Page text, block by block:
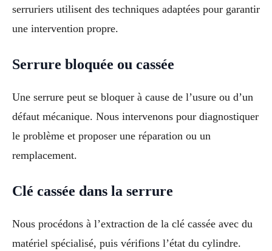
serruriers utilisent des techniques adaptées pour garantir
une intervention propre.
Serrure bloquée ou cassée
Une serrure peut se bloquer à cause de l’usure ou d’un
défaut mécanique. Nous intervenons pour diagnostiquer
le problème et proposer une réparation ou un
remplacement.
Clé cassée dans la serrure
Nous procédons à l’extraction de la clé cassée avec du
matériel spécialisé, puis vérifions l’état du cylindre.